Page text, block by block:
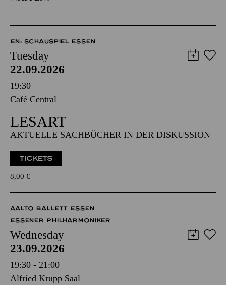
EN: SCHAUSPIEL ESSEN
Tuesday
22.09.2026
19:30
Café Central
LESART
AKTUELLE SACHBÜCHER IN DER DISKUSSION
TICKETS
8,00 €
AALTO BALLETT ESSEN
ESSENER PHILHARMONIKER
Wednesday
23.09.2026
19:30 - 21:00
Alfried Krupp Saal